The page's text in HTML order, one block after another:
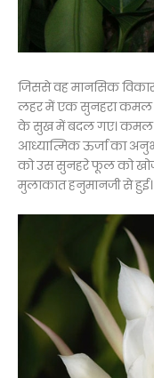
जिससे वह मानसिक
लहर में एक सुनहरा कमल
के सुख में बदल गए।
आध्यात्मिक ऊर्जा का
को उस सुनहरे फूल को
मुलाकात हनुमानजी से हुई।